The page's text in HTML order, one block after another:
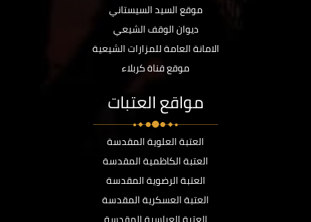
موقع السيد السيستاني
ديوان الوقف الشيعي
الامانة العامة للمزارات الشيعية
موقع قناة كربلاء
مواقع العتبات
العتبة العلوية المقدسة
العتبة الكاظمية المقدسة
العتبة الرضوية المقدسة
العتبة العسكرية المقدسة